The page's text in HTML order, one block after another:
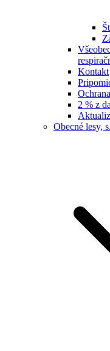
Kontakt
2 % z
Obecné lesy,